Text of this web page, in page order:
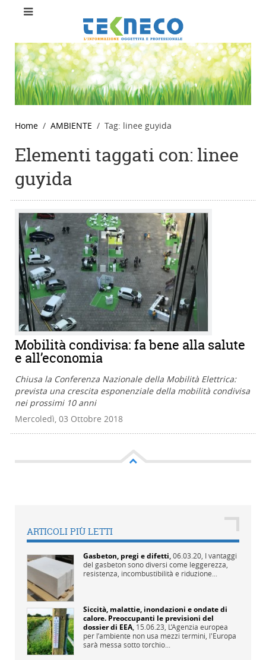
Home AMBIENTE Tag: linee guyida
Elementi taggati con: linee
guyida
Mobilità condivisa: fa bene alla salute
e all’economia
Chiusa la Conferenza Nazionale della Mobilità Elettrica:
prevista una crescita esponenziale della mobilità condivisa
nei prossimi 10 anni
Mercoledì, 03 Ottobre 2018
ARTICOLI PIÙ LETTI
Gasbeton, pregi e difetti,06.03.20, I vantaggi
del gasbeton sono diversi come leggerezza,
resistenza, incombustibilità e riduzione...
Siccità, malattie, inondazioni e ondate di
calore. Preoccupanti le previsioni del
dossier di EEA, 15.06.23, L’Agenzia europea
per l’ambiente non usa mezzi termini, l'Europa
sarà messa sotto torchio...